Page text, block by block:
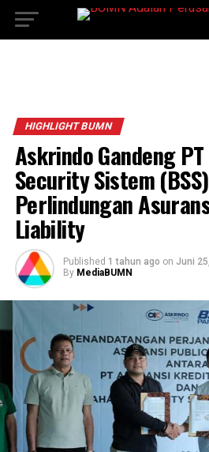
HIGHLIGHT BUMN
Askrindo Gandeng
Security Sistem
Perlindungan
Liability
Published 1 tahun ago on Juni
By MediaBUMN